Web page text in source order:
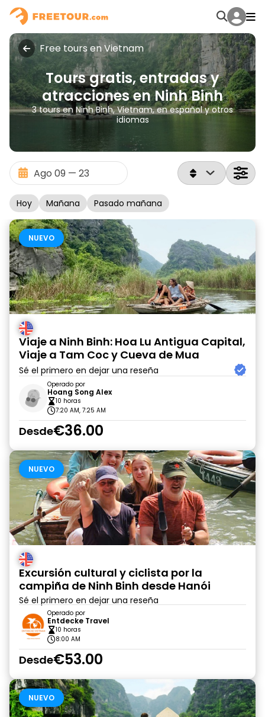
Free tours en Vietnam
Tours gratis, entradas y
atracciones en Ninh Binh
3 tours en Ninh Binh, Vietnam, en español y otros
idiomas
Hoy Mañana Pasado mañana
NUEVO
Viaje a Ninh Binh: Hoa Lu Antigua Capital,
Viaje a Tam Coc y Cueva de Mua
Sé el primero en dejar una reseña
Operado por
Hoang Song Alex
10 horas
7:20 AM, 7:25 AM
Desde€36.00
NUEVO
Excursión cultural y ciclista por la
campiña de Ninh Binh desde Hanói
Sé el primero en dejar una reseña
Operado por
Entdecke Travel
10 horas
8:00 AM
Desde€53.00
NUEVO